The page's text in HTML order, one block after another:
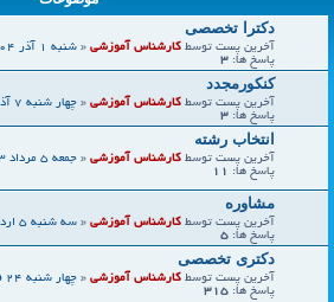
دکترا تخصصی
آخرین پست توسط کارشناس آموزشی « شنبه 1 آذر 1404, 8:49 am
پاسخ ها: 3
کنکورمجدد
آخرین پست توسط کارشناس آموزشی « چهار شنبه 7 آذر 1403, 8:43 pm
پاسخ ها: 3
انتخاب رشته
آخرین پست توسط کارشناس آموزشی « جمعه 5 مرداد 1403, 5:28 am
پاسخ ها: 11
مشاوره
آخرین پست توسط کارشناس آموزشی « سه شنبه 5 اردیبهشت 1402, 7:23 am
پاسخ ها: 5
دکتری تخصصی
آخرین پست توسط کارشناس آموزشی « چهار شنبه 24 فروردین 1401, 7:31 am
پاسخ ها: 315